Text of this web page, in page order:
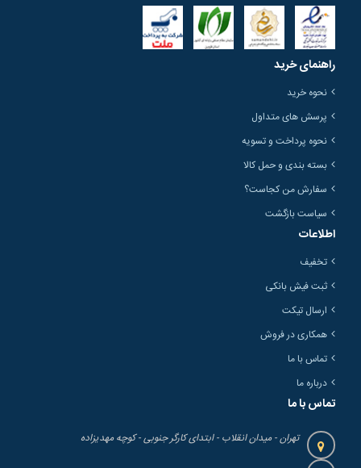
راهنمای خرید
نحوه خرید
پرسش های متداول
نحوه پرداخت و تسویه
بسته بندی و حمل کالا
سفارش من کجاست؟
سیاست بازگشت
اطلاعات
تخفیف
ثبت فیش بانکی
ارسال تیکت
همکاری در فروش
تماس با ما
درباره ما
تماس با ما
تهران - میدان انقلاب - ابتدای کارگر جنوبی - کوچه مهدیزاده